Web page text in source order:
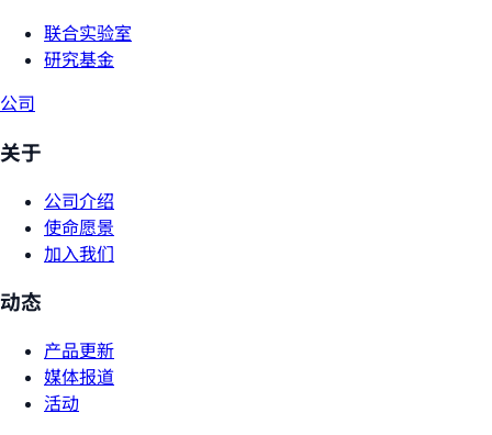
联合实验室
研究基金
公司
关于
公司介绍
使命愿景
加入我们
动态
产品更新
媒体报道
活动